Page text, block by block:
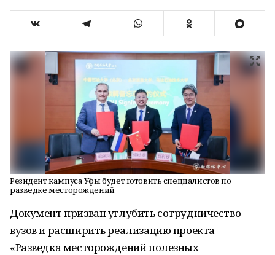
Резидент кампуса Уфы будет готовить специалистов по
разведке месторождений
Документ призван углубить сотрудничество
вузов и расширить реализацию проекта
«Разведка месторождений полезных